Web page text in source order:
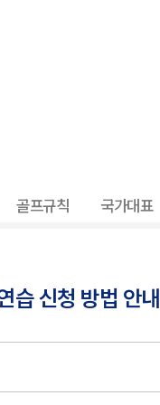
골프규칙 국가대표
습 신청 방법 안내